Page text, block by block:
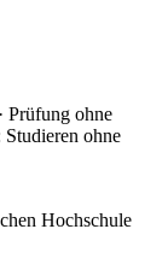
Prüfung ohne
ohne